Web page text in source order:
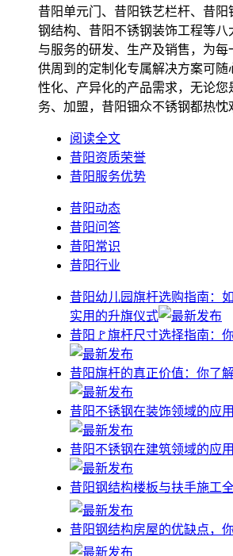
昔阳单元门、昔阳铁艺栏杆、昔阳
钢结构、昔阳不锈钢装饰工程等八
与服务的研发、生产及销售，为每
供周到的定制化专属解决方案可随
性化、产异化的产品需求，无论您
务、加盟，昔阳钿众不锈钢都热忱
阅读全文
昔阳资质荣誉
昔阳服务优势
昔阳动态
昔阳问答
昔阳常识
昔阳行业
昔阳幼儿园旗杆选购指南：
实用的升旗仪式
昔阳🚩旗杆尺寸选择指南：
昔阳旗杆的真正价值：你了
昔阳不锈钢在装饰领域的应
昔阳不锈钢在建筑领域的应
昔阳钢结构楼板与扶手施工
昔阳钢结构房屋的优缺点，